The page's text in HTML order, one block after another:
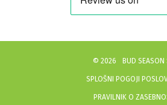
© 2026 BUD SEASON
SPLOŠNI POGOJI
PRAVILNIK O